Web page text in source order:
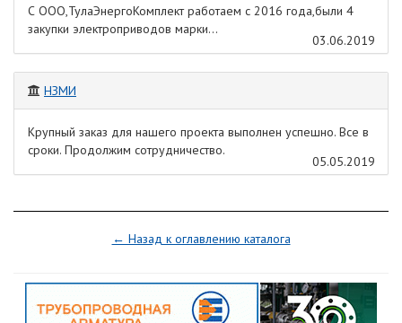
С ООО,ТулаЭнергоКомплект работаем с 2016 года,были 4
закупки электроприводов марки...
03.06.2019
НЗМИ
Крупный заказ для нашего проекта выполнен успешно. Все в
сроки. Продолжим сотрудничество.
05.05.2019
← Назад к оглавлению каталога